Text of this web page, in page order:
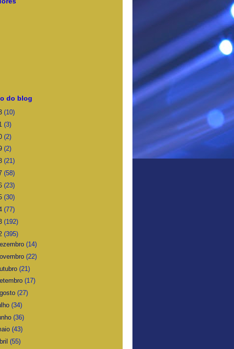
do blog
(10)
(3)
(2)
(2)
(21)
(58)
(23)
(30)
(77)
(192)
(395)
(14)
(22)
(21)
(17)
(27)
(34)
(36)
(43)
(55)